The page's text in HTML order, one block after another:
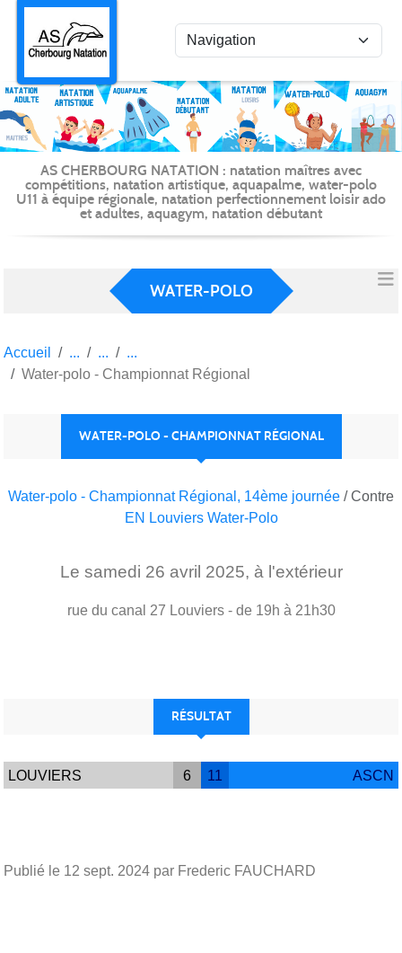
AS CHERBOURG NATATION : natation maîtres avec
compétitions, natation artistique, aquapalme, water-polo
U11 à équipe régionale, natation perfectionnement loisir ado
et adultes, aquagym, natation débutant
WATER-POLO
Accueil
Water-polo - Championnat Régional
WATER-POLO - CHAMPIONNAT RÉGIONAL
Water-polo - Championnat Régional, 14ème journée / Contre
EN Louviers Water-Polo
Le samedi 26 avril 2025, à l'extérieur
rue du canal 27 Louviers - de 19h à 21h30
RÉSULTAT
LOUVIERS 6 11 ASCN
Publié le 12 sept. 2024 par Frederic FAUCHARD
Panneau de gestion des cookies